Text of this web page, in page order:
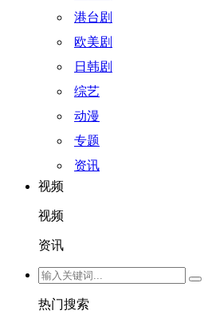
港台剧
欧美剧
日韩剧
综艺
动漫
专题
资讯
视频
视频
资讯
热门搜索